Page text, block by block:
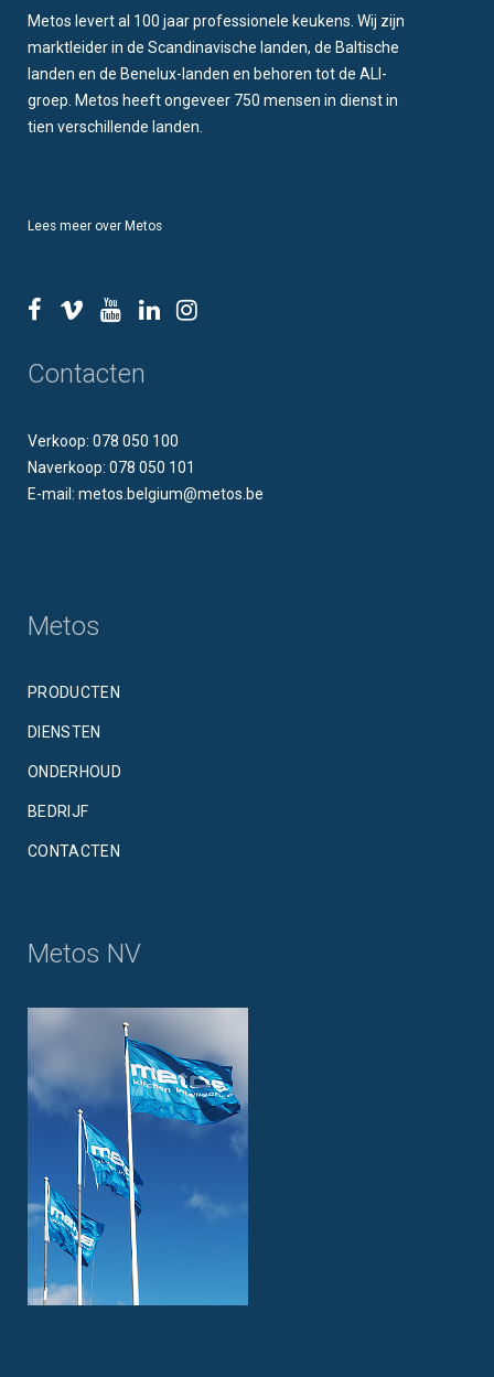
Metos levert al 100 jaar professionele keukens. Wij zijn
marktleider in de Scandinavische landen, de Baltische
landen en de Benelux-landen en behoren tot de ALI-
groep. Metos heeft ongeveer 750 mensen in dienst in
tien verschillende landen.
Lees meer over Metos
Contacten
Verkoop: 078 050 100
Naverkoop: 078 050 101
E-mail: metos.belgium@metos.be
Metos
PRODUCTEN
DIENSTEN
ONDERHOUD
BEDRIJF
CONTACTEN
Metos NV